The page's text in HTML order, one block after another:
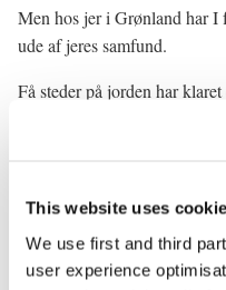
This website uses
We use first and third
user experience
Men hos jer i Grønland har I
ude af jeres samfund.
Få steder på jorden har
ramt.
Det er ganske enkelt